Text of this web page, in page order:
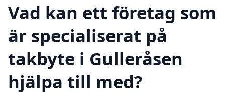
Vad kan ett företag som
är specialiserat på
takbyte i Gulleråsen
hjälpa till med?